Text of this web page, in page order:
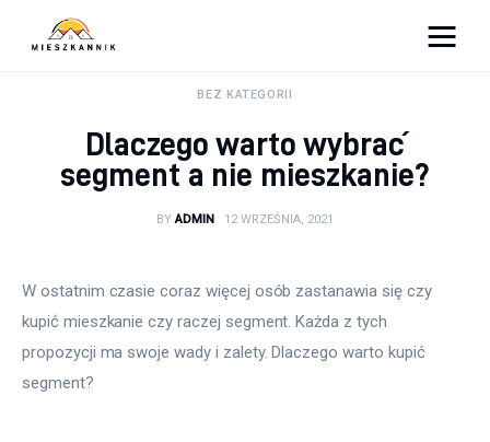
Sypialnia
Salon
BEZ KATEGORII
Dlaczego warto wybrać
segment a nie mieszkanie?
BY ADMIN 12 WRZEŚNIA, 2021
W ostatnim czasie coraz więcej osób zastanawia się czy
kupić mieszkanie czy raczej segment. Każda z tych
propozycji ma swoje wady i zalety. Dlaczego warto kupić
segment?